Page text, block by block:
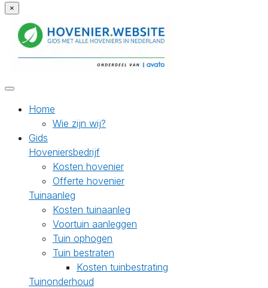
×
Home
Wie zijn wij?
Gids
Hoveniersbedrijf
Kosten hovenier
Offerte hovenier
Tuinaanleg
Kosten tuinaanleg
Voortuin aanleggen
Tuin ophogen
Tuin bestraten
Kosten tuinbestrating
Tuinonderhoud